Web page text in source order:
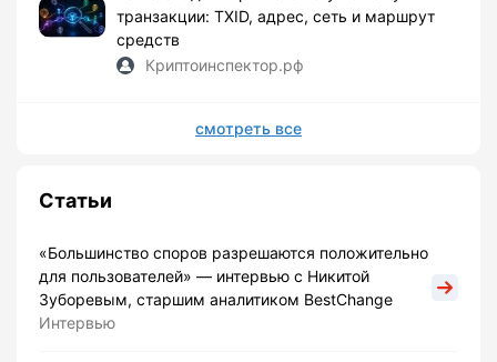
транзакции: TXID, адрес, сеть и маршрут
средств
Криптоинспектор.рф
смотреть все
Статьи
«Большинство споров разрешаются положительно
для пользователей» — интервью с Никитой
Зуборевым, старшим аналитиком BestChange
Интервью